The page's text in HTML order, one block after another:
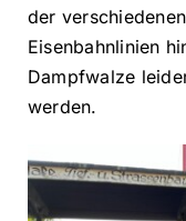
der
Eisenbahnlinien
Dampfwalze
werden.